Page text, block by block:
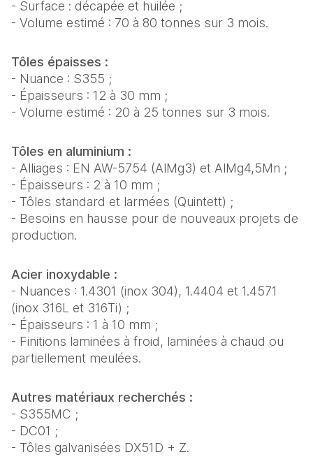
- Surface : décapée et huilée ;
- Volume estimé : 70 à 80 tonnes sur 3 mois.
Tôles épaisses :
- Nuance : S355 ;
- Épaisseurs : 12 à 30 mm ;
- Volume estimé : 20 à 25 tonnes sur 3 mois.
Tôles en aluminium :
- Alliages : EN AW-5754 (AlMg3) et AlMg4,5Mn ;
- Épaisseurs : 2 à 10 mm ;
- Tôles standard et larmées (Quintett) ;
- Besoins en hausse pour de nouveaux projets de
production.
Acier inoxydable :
- Nuances : 1.4301 (inox 304), 1.4404 et 1.4571
(inox 316L et 316Ti) ;
- Épaisseurs : 1 à 10 mm ;
- Finitions laminées à froid, laminées à chaud ou
partiellement meulées.
Autres matériaux recherchés :
- S355MC ;
- DC01 ;
- Tôles galvanisées DX51D + Z.